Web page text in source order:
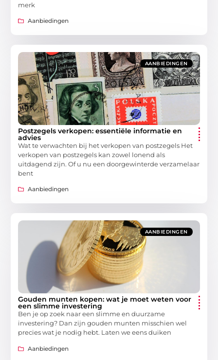
merk
Aanbiedingen
AANBIEDINGEN
Postzegels verkopen: essentiële informatie en
advies
Wat te verwachten bij het verkopen van postzegels Het
verkopen van postzegels kan zowel lonend als
uitdagend zijn. Of u nu een doorgewinterde verzamelaar
bent
Aanbiedingen
AANBIEDINGEN
Gouden munten kopen: wat je moet weten voor
een slimme investering
Ben je op zoek naar een slimme en duurzame
investering? Dan zijn gouden munten misschien wel
precies wat je nodig hebt. Laten we eens duiken
Aanbiedingen